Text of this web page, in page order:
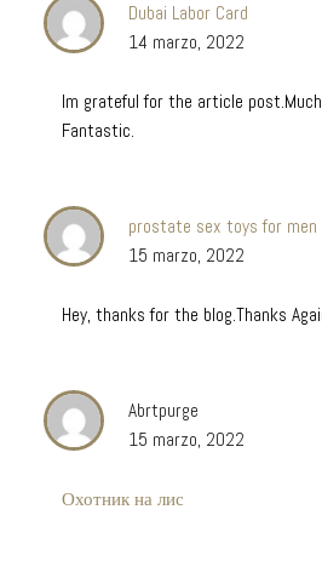
Dubai Labor Card
14 marzo, 2022
Im grateful for the article
Fantastic.
prostate sex toys for men
15 marzo, 2022
Hey, thanks for the blog.Thanks
Abrtpurge
15 marzo, 2022
Охотник на лис